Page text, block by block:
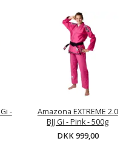
-
Amazona EXTREME 2.0
BJJ Gi - Pink - 500g
DKK 999,00